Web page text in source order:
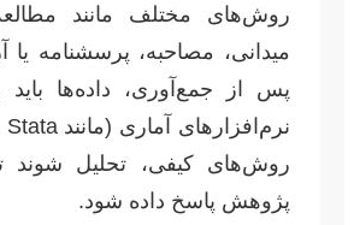
روش‌های مختلف مانند مطالعه
میدانی، مصاحبه، پرسشنامه یا
پس از جمع‌آوری، داده‌ها باید با
روش‌های کیفی، تحلیل شوند تا
پژوهش پاسخ داده شود.